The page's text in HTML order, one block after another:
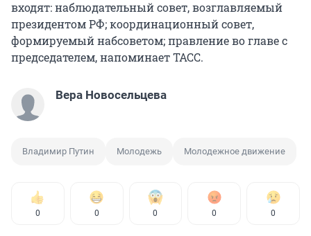
входят: наблюдательный совет, возглавляемый
президентом РФ; координационный совет,
формируемый набсоветом; правление во главе с
председателем, напоминает ТАСС.
Вера Новосельцева
Владимир Путин Молодежь Молодежное движение
0 0 0 0 0